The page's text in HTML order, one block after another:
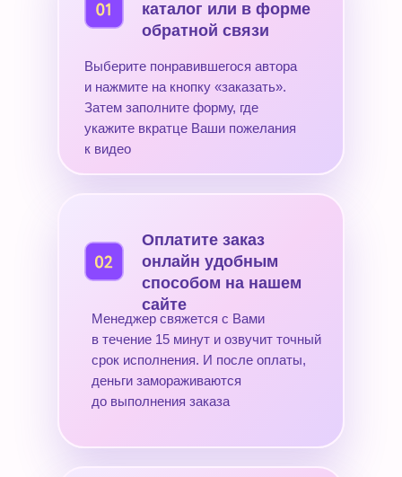
Выберите понравившегося автора
и нажмите на кнопку «заказать».
Затем заполните форму, где
укажите вкратце Ваши пожелания
к видео
каталог или в форме
обратной связи
Менеджер свяжется с Вами
в течение 15 минут и озвучит точный
срок исполнения. И после оплаты,
деньги замораживаются
до выполнения заказа
Оплатите заказ
онлайн удобным
способом на нашем
сайте